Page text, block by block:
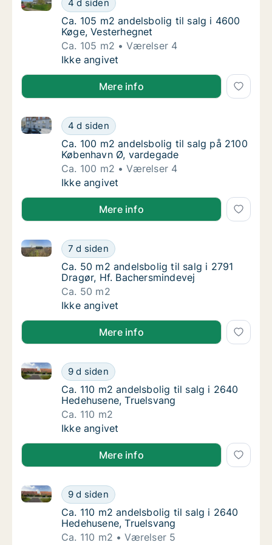
4 d siden
Ca. 105 m2 andelsbolig til salg i 4600
Ca. 105 m2 andelsbolig til salg i 4600
Køge, Vesterhegnet
Ca. 105 m2
Værelser 4
Ca. 105 m2 andelsbolig til salg i 4600
Ikke angivet
Mere info
Ca. 100 m2 andelsbolig til salg på 2100
4 d siden
Ca. 100 m2 andelsbolig til salg på 2100 København
Ca. 100 m2 andelsbolig til salg på 2100
Ca. 100 m2 andelsbolig til salg på 2100
København Ø, vardegade
Ca. 100 m2
Værelser 4
Ca. 100 m2 andelsbolig til salg på 2100
Ikke angivet
Mere info
Ca. 50 m2 andelsbolig til salg i 2791
7 d siden
Ca. 50 m2 andelsbolig til salg i 2791 Dragør, Hf.
Ca. 50 m2 andelsbolig til salg i 2791
Ca. 50 m2 andelsbolig til salg i 2791
Dragør, Hf. Bachersmindevej
Ca. 50 m2
Ca. 50 m2 andelsbolig til salg i 2791
Ikke angivet
Mere info
Ca. 110 m2 andelsbolig til salg i 2640
9 d siden
Ca. 110 m2 andelsbolig til salg i 2640 Hedehusene,
Ca. 110 m2 andelsbolig til salg i 2640
Ca. 110 m2 andelsbolig til salg i 2640
Hedehusene, Truelsvang
Ca. 110 m2
Ca. 110 m2 andelsbolig til salg i 2640
Ikke angivet
Mere info
Ca. 110 m2 andelsbolig til salg i 2640
9 d siden
Ca. 110 m2 andelsbolig til salg i 2640 Hedehusene,
Ca. 110 m2 andelsbolig til salg i 2640
Ca. 110 m2 andelsbolig til salg i 2640
Hedehusene, Truelsvang
Ca. 110 m2
Værelser 5